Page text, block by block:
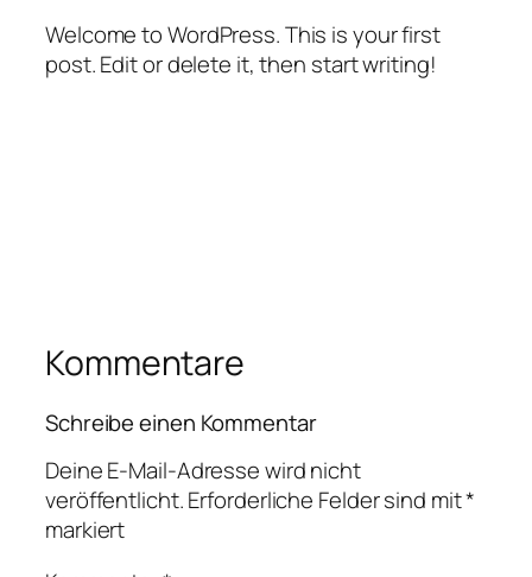
Welcome to WordPress. This is your first
post. Edit or delete it, then start writing!
Kommentare
Schreibe einen Kommentar
Deine E-Mail-Adresse wird nicht
veröffentlicht.Erforderliche Felder sind mit*
markiert